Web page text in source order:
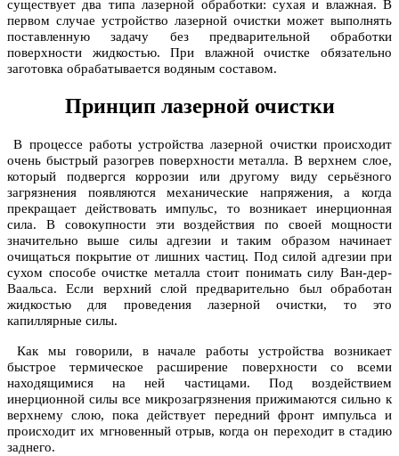
существует два типа лазерной обработки: сухая и влажная. В
первом случае устройство лазерной очистки может выполнять
поставленную задачу без предварительной обработки
поверхности жидкостью. При влажной очистке обязательно
заготовка обрабатывается водяным составом.
Принцип лазерной очистки
В процессе работы устройства лазерной очистки происходит
очень быстрый разогрев поверхности металла. В верхнем слое,
который подвергся коррозии или другому виду серьёзного
загрязнения появляются механические напряжения, а когда
прекращает действовать импульс, то возникает инерционная
сила. В совокупности эти воздействия по своей мощности
значительно выше силы адгезии и таким образом начинает
очищаться покрытие от лишних частиц. Под силой адгезии при
сухом способе очистке металла стоит понимать силу Ван-дер-
Ваальса. Если верхний слой предварительно был обработан
жидкостью для проведения лазерной очистки, то это
капиллярные силы.
Как мы говорили, в начале работы устройства возникает
быстрое термическое расширение поверхности со всеми
находящимися на ней частицами. Под воздействием
инерционной силы все микрозагрязнения прижимаются сильно к
верхнему слою, пока действует передний фронт импульса и
происходит их мгновенный отрыв, когда он переходит в стадию
заднего.